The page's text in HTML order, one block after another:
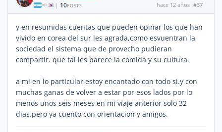
| 10POSTS hace 12 años #37
y en resumidas cuentas que pueden opinar los que han
vivido en corea del sur les agrada,como esvuentran la
sociedad el sistema que de provecho pudieran
compartir. que tal les parece la comida y su cultura.
a mi en lo particular estoy encantado con todo si.y con
muchas ganas de volver a estar por esos lados por lo
menos unos seis meses en mi viaje anterior solo 32
dias.pero ya cuento con orientacion y amigos.